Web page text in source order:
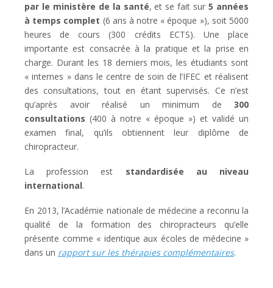
par le ministère de la santé, et se fait sur5 années
à temps complet (6 ans à notre « époque »), soit 5000
heures de cours (300 crédits ECTS). Une place
importante est consacrée à la pratique et la prise en
charge. Durant les 18 derniers mois, les étudiants sont
« internes » dans le centre de soin de l’IFEC et réalisent
des consultations, tout en étant supervisés. Ce n’est
qu’après avoir réalisé un minimum de 300
consultations (400 à notre « époque ») et validé un
examen final, qu’ils obtiennent leur diplôme de
chiropracteur.
La profession est standardisée au niveau
international.
En 2013, l’Académie nationale de médecine a reconnu la
qualité de la formation des chiropracteurs qu’elle
présente comme « identique aux écoles de médecine »
dans un rapport sur les thérapies complémentaires.